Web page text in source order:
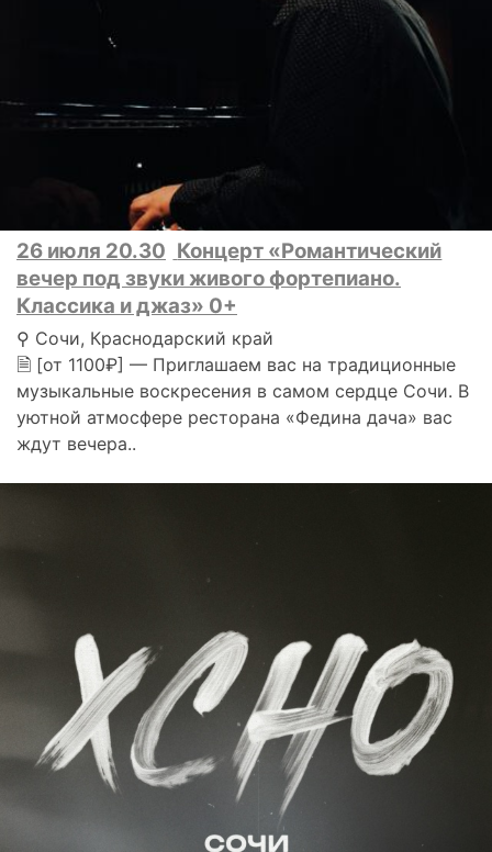
26 июля 20.30 Концерт «Романтический
вечер под звуки живого фортепиано.
Классика и джаз» 0+
⚲ Сочи, Краснодарский край
🗎 [от 1100₽] — Приглашаем вас на традиционные
музыкальные воскресения в самом сердце Сочи. В
уютной атмосфере ресторана «Федина дача» вас
ждут вечера..